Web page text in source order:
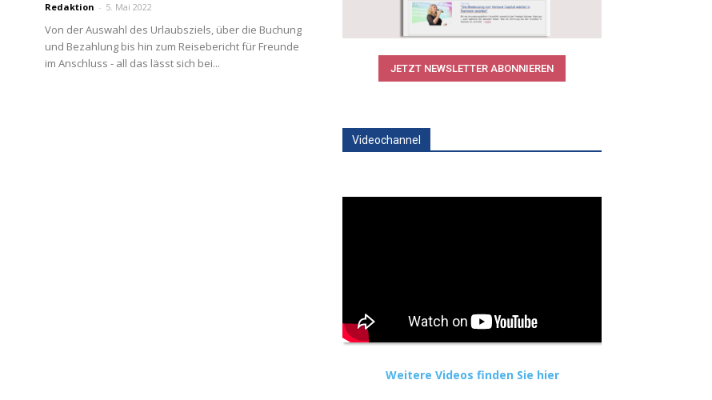
Redaktion - 5. Mai 2022
Von der Auswahl des Urlaubsziels, über die Buchung
und Bezahlung bis hin zum Reisebericht für Freunde
im Anschluss - all das lässt sich bei...
JETZT NEWSLETTER ABONNIEREN
Videochannel
Weitere Videos finden Sie hier